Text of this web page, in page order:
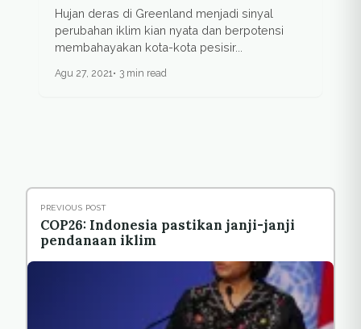
Hujan deras di Greenland menjadi sinyal
perubahan iklim kian nyata dan berpotensi
membahayakan kota-kota pesisir...
Agu 27, 2021 3 min read
PREVIOUS POST
COP26: Indonesia pastikan janji-janji
pendanaan iklim